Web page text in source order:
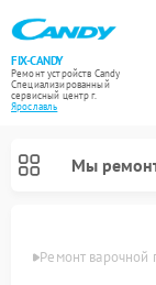
FIX-CANDY
Ремонт устройств Candy
Специализированный
cервисный центр г.
Ярославль
Мы
Ремонт варочной